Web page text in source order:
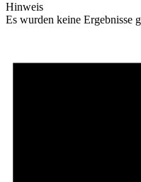
Hinweis
Es wurden keine Ergebnisse